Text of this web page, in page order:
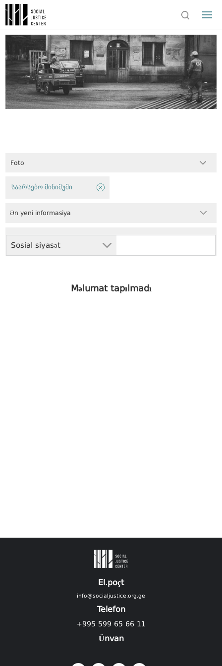
Foto
Sosial siyasət
საარსებო მინიმუმი
Ən yeni informasiya
Məlumat tapılmadı
El.poçt
info@socialjustice.org.ge
Telefon
+995 599 65 66 11
Ünvan